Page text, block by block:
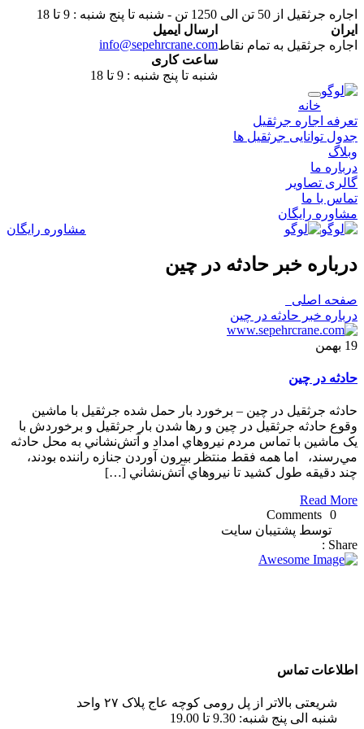
اجاره جرثقیل از 50 تن الی 1250 تن - شنبه تا پنج شنبه : 9 تا 18
ایران
اجاره جرثقیل به تمام نقاط
ارسال ایمیل
info@sepehrcrane.com
ساعت کاری
شنبه تا پنج شنبه : 9 تا 18
خانه
تعرفه اجاره جرثقیل
جدول توانایی جرثقیل ها
وبلاگ
درباره ما
گالری تصاویر
تماس با ما
مشاوره رایگان
مشاوره رایگان
درباره خبر حادثه در چين
صفحه اصلی
درباره خبر حادثه در چين
19 بهمن
حادثه در چین
حادثه جرثقيل در چين – برخورد بار حمل شده جرثقیل با ماشين
وقوع حادثه جرثقيل در چين و رها شدن بار جرثقيل و برخوردش با
يک ماشين با تماس مردم نيروهاي امداد و آتش‌نشاني به محل حادثه
مي‌رسند، اما همه فقط منتظر بيرون آوردن جنازه راننده بودند،
چند دقيقه طول کشيد تا نيروهاي آتش‌نشاني […]
Read More
0 Comments
توسط پشتیبان سایت
Share :
اطلاعات تماس
شریعتی بالاتر از پل رومی کوچه عاج پلاک ۲۷ واحد
شنبه الی پنج شنبه: 9.30 تا 19.00